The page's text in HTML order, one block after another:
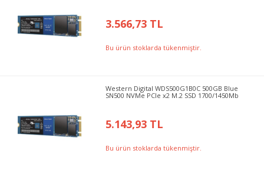
3.566,73 TL
Bu ürün stoklarda tükenmiştir.
Western Digital WDS500G1B0C 500GB Blue
SN500 NVMe PCIe x2 M.2 SSD 1700/1450Mb
5.143,93 TL
Bu ürün stoklarda tükenmiştir.